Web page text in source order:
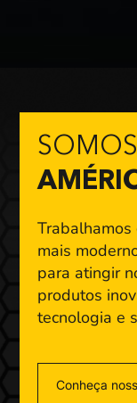
mais
para atingir
produtos
tecnologia e
Conheça